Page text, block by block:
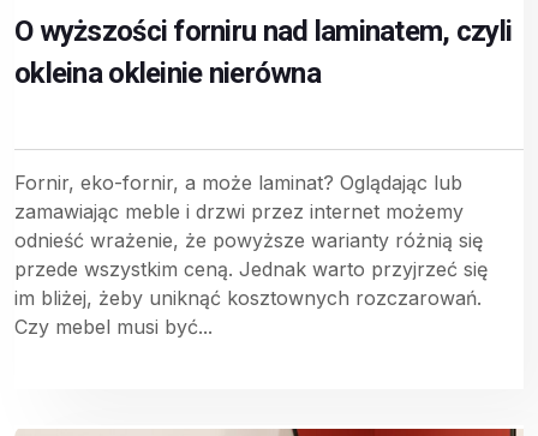
O wyższości forniru nad laminatem, czyli
okleina okleinie nierówna
Fornir, eko-fornir, a może laminat? Oglądając lub
zamawiając meble i drzwi przez internet możemy
odnieść wrażenie, że powyższe warianty różnią się
przede wszystkim ceną. Jednak warto przyjrzeć się
im bliżej, żeby uniknąć kosztownych rozczarowań.
Czy mebel musi być...